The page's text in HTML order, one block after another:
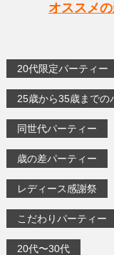
オススメ
20代限定パーティー
25歳から35歳までの
同世代パーティー
歳の差パーティー
レディース感謝祭
こだわりパーティー
20代〜30代